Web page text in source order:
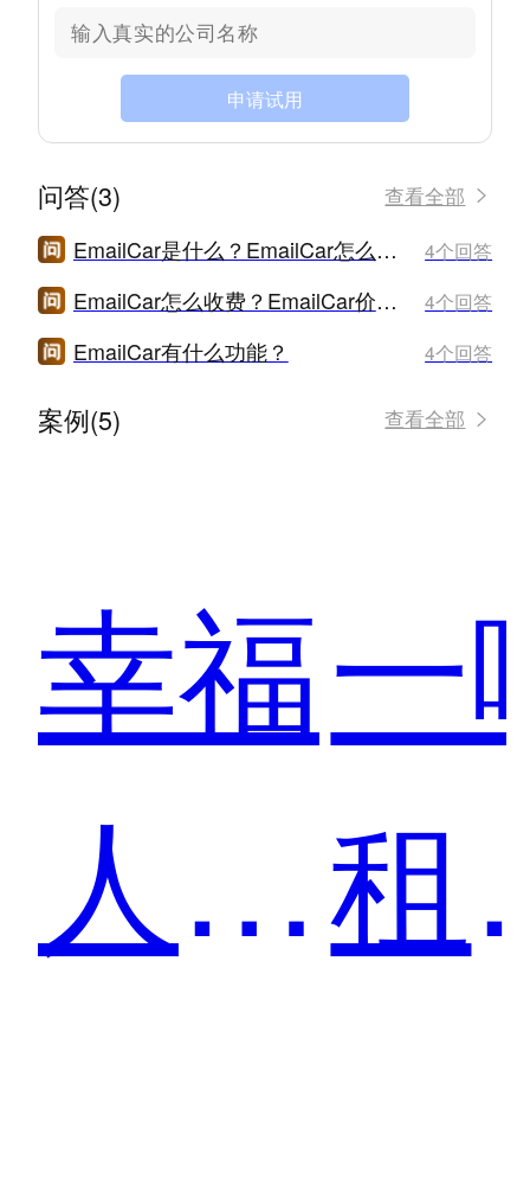
申请试用
问答(3) 查看全部
EmailCar是什么？EmailCar怎么样？ 4个回答
EmailCar怎么收费？EmailCar价格是多少？ 4个回答
EmailCar有什么功能？ 4个回答
案例(5) 查看全部
幸福
人
一
租